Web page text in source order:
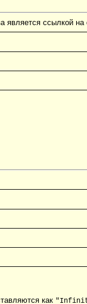
является ссылкой
как